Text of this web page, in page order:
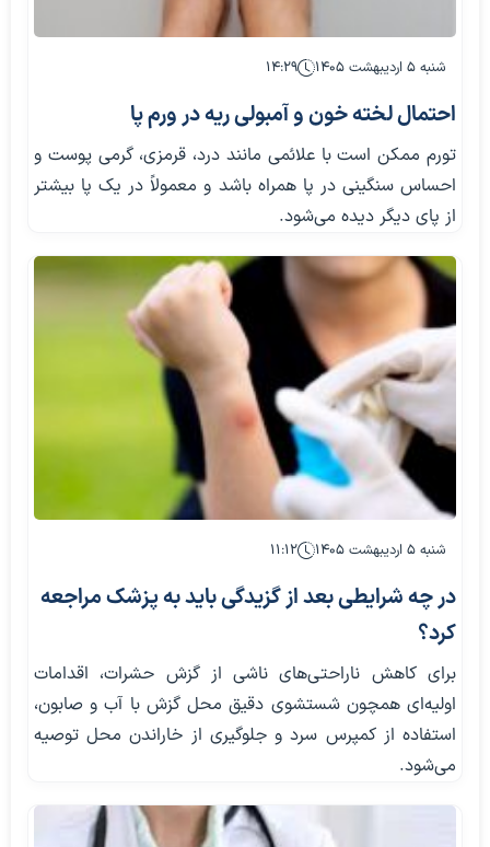
شنبه ۵ اردیبهشت ۱۴۰۵ ۱۴:۲۹
احتمال لخته خون و آمبولی ریه در ورم پا
تورم ممکن است با علائمی مانند درد، قرمزی، گرمی پوست و
احساس سنگینی در پا همراه باشد و معمولاً در یک پا بیشتر
از پای دیگر دیده می‌شود.
شنبه ۵ اردیبهشت ۱۴۰۵ ۱۱:۱۲
در چه شرایطی بعد از گزیدگی باید به پزشک مراجعه
کرد؟
برای کاهش ناراحتی‌های ناشی از گزش حشرات، اقدامات
اولیه‌ای همچون شستشوی دقیق محل گزش با آب و صابون،
استفاده از کمپرس سرد و جلوگیری از خاراندن محل توصیه
می‌شود.